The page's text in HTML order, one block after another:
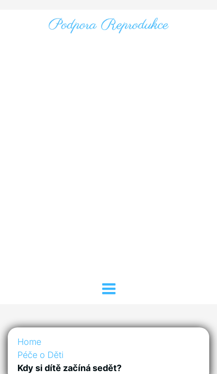
Home
Péče o Děti
Kdy si dítě začíná sedět?